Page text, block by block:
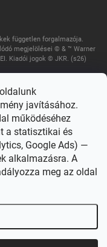
javításához.
működéséhez
a statisztikai és
Google Ads) —
alkalmazásra. A
meg az oldal
független forgalmazója.
megjelölései © & ™ Warner
Kiadói jogok © JKR. (s26)
Süti beállítások